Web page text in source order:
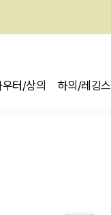
우터/상의 하의/레깅스